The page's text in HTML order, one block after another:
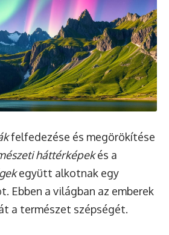
felfedezése és megörökítése
háttérképekés a
együtt alkotnak egy
Ebben a világban az emberek
a természet szépségét.